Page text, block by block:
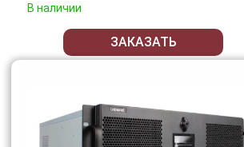
В наличии
ЗАКАЗАТЬ